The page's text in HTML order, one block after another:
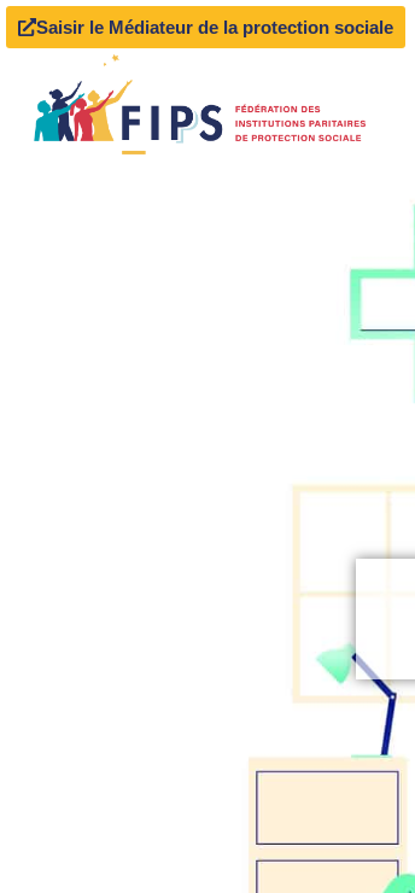
Saisir le Médiateur de la protection sociale